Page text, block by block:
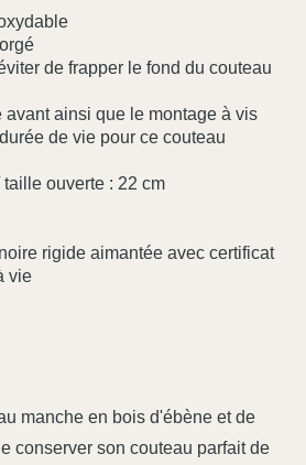
de frapper le fond du couteau
avant ainsi que le montage à vis
de vie pour ce couteau
ouverte : 22 cm
rigide aimantée avec certificat
vie
manche en bois d'ébène et de
conserver son couteau parfait de